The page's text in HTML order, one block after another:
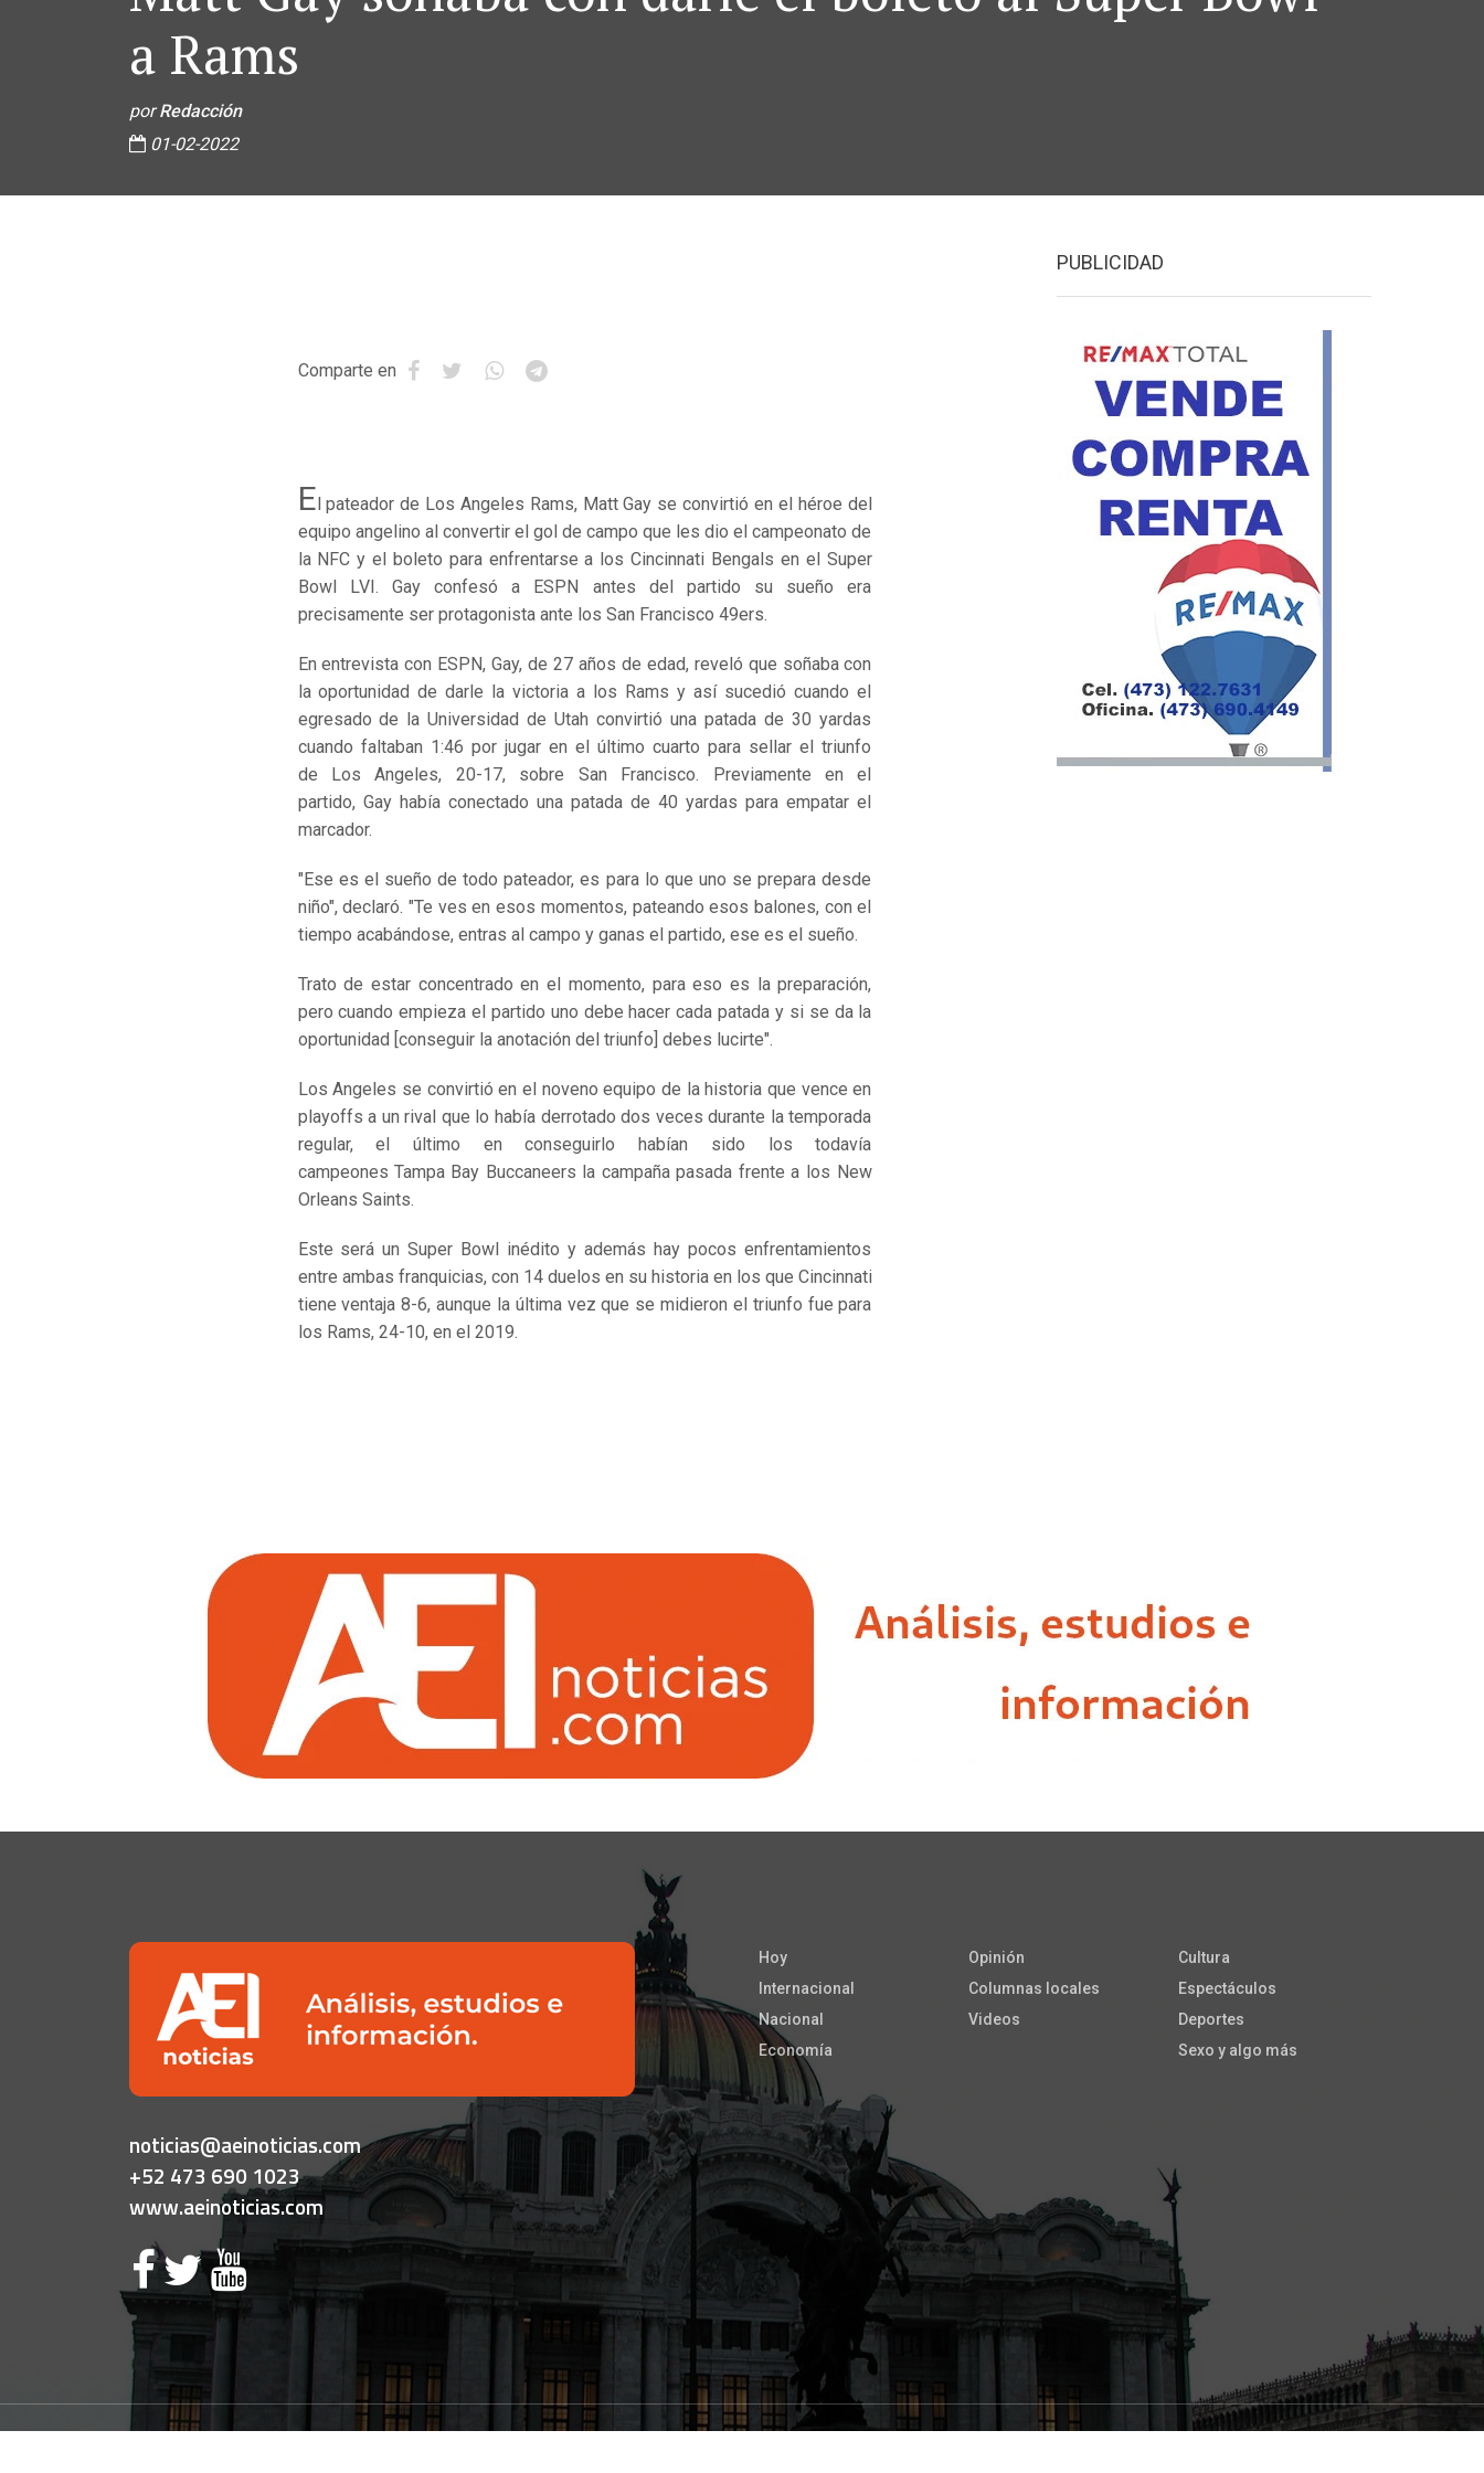
a Rams
porRedacción
01-02-2022
Comparte en
El pateador de Los Angeles Rams, Matt Gay se convirtió en el héroe del
equipo angelino al convertir el gol de campo que les dio el campeonato de
la NFC y el boleto para enfrentarse a losCincinnati Bengals en el Super
Bowl LVI. Gay confesó a ESPN antes del partido su sueño era
precisamente ser protagonista ante los San Francisco 49ers.
En entrevista con ESPN, Gay, de 27 años de edad, reveló que soñaba con
la oportunidad de darle la victoria a los Rams y así sucedió cuando el
egresado de la Universidad de Utah convirtió una patada de 30 yardas
cuando faltaban 1:46 por jugar en el último cuarto para sellar el triunfo
de Los Angeles, 20-17, sobre San Francisco. Previamente en el
partido, Gay había conectado una patada de 40 yardas para empatar el
marcador.
"Ese es el sueño de todo pateador, es para lo que uno se prepara desde
niño", declaró. "Te ves en esos momentos, pateando esos balones, con el
tiempo acabándose, entras al campo y ganas el partido, ese es el sueño.
Trato de estar concentrado en el momento, para eso es la preparación,
pero cuando empieza el partido uno debe hacer cada patada y si se da la
oportunidad [conseguir la anotación del triunfo] debes lucirte".
Los Angeles se convirtió en el noveno equipo de la historia que vence en
playoffs a un rival que lo había derrotado dos veces durante la temporada
regular, el último en conseguirlo habían sido los todavía
campeones Tampa Bay Buccaneers la campaña pasada frente a los New
Orleans Saints.
Este será un Super Bowl inédito y además hay pocos enfrentamientos
entre ambas franquicias, con 14 duelos en su historia en los que Cincinnati
tiene ventaja 8-6, aunque la última vez que se midieron el triunfo fue para
los Rams, 24-10, en el 2019.
PUBLICIDAD
noticias@aeinoticias.com
+52 473 690 1023
www.aeinoticias.com
Hoy
Internacional
Nacional
Economía
Opinión
Columnas locales
Videos
Cultura
Espectáculos
Deportes
Sexo y algo más